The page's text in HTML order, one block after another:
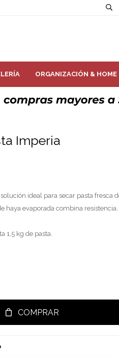
ORGANIZACIÓN & HOME
Imperia
ideal para secar pasta fresca
haya evaporada combina
1,5 kg de pasta.
COMPRAR